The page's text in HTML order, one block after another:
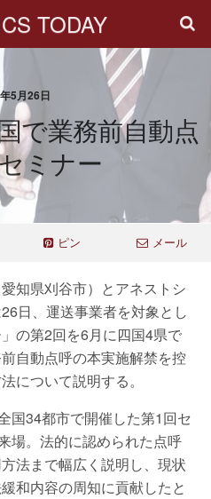
TODAY
5月26日
で業務前自動点
ミナー
ピン メール
知県刈谷市）とアネストシ
日、運送事業者を対象とし
の第2回を6月に四国4県で
自動点呼の本実施解禁を控
について説明する。
国34都市で開催した第1回セ
場。法的に認められた点呼
法まで幅広く説明し、現状
和内容の周知に貢献したと